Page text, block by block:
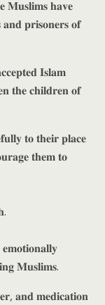
𝐌𝐮𝐬𝐥𝐢𝐦𝐬 𝐡𝐚𝐯𝐞
𝐚𝐧𝐝 𝐩𝐫𝐢𝐬𝐨𝐧𝐞𝐫𝐬 𝐨𝐟
𝐈𝐬𝐥𝐚𝐦
𝐭𝐡𝐞 𝐜𝐡𝐢𝐥𝐝𝐫𝐞𝐧 𝐨𝐟
𝐭𝐨 𝐭𝐡𝐞𝐢𝐫 𝐩𝐥𝐚𝐜𝐞
𝐭𝐡𝐞𝐦 𝐭𝐨
𝐌𝐮𝐬𝐥𝐢𝐦𝐬.
𝐚𝐧𝐝 𝐦𝐞𝐝𝐢𝐜𝐚𝐭𝐢𝐨𝐧